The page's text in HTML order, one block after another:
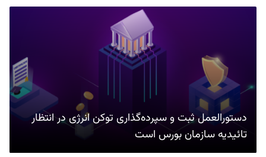
دستورالعمل ثبت و سپرده‌گذاری توکن انرژی در انتظار
تائیدیه سازمان بورس است